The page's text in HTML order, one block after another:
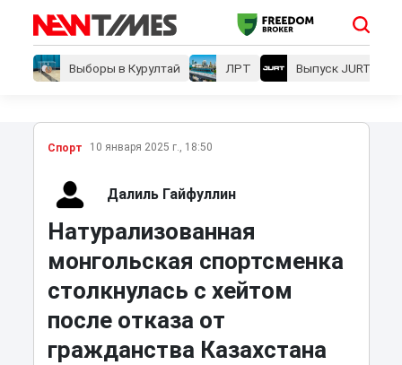
Выборы в Курултай ЛРТ Выпуск JURT
Спорт 10 января 2025 г., 18:50
Далиль Гайфуллин
Натурализованная
монгольская спортсменка
столкнулась с хейтом
после отказа от
гражданства Казахстана